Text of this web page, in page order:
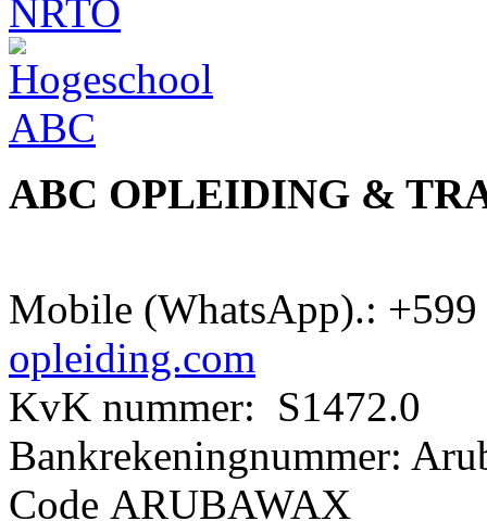
ABC OPLEIDING &
Mobile (WhatsApp).:
opleiding.com
KvK nummer: S1472.0
Bankrekeningnummer:
Code ARUBAWAX